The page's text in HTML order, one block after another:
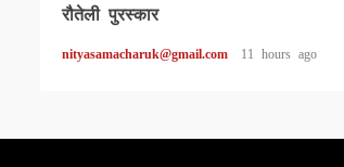
रौतेली पुरस्कार
nityasamacharuk@gmail.com 11 hours ago